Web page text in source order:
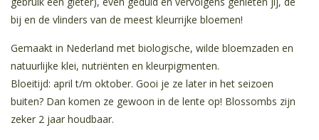
bij en de vlinders van de meest kleurrijke bloemen!
Gemaakt in Nederland met biologische, wilde bloemzaden en
natuurlijke klei, nutriënten en kleurpigmenten.
Bloeitijd: april t/m oktober. Gooi je ze later in het seizoen
buiten? Dan komen ze gewoon in de lente op! Blossombs zijn
zeker 2 jaar houdbaar.